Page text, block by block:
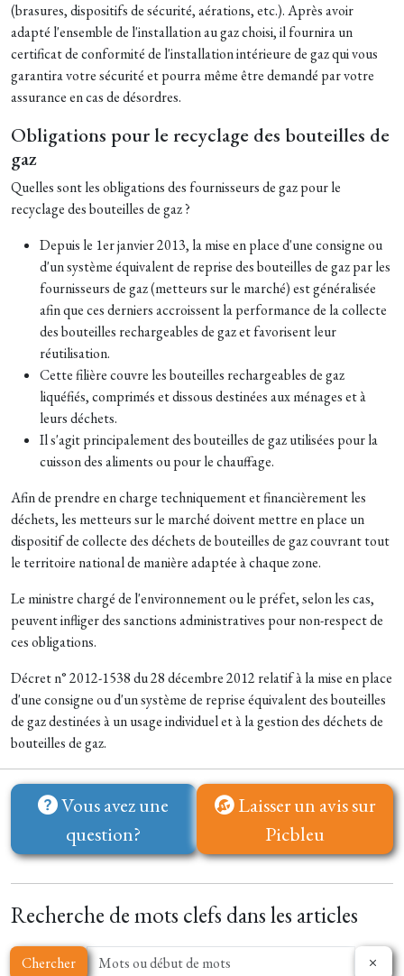
(brasures, dispositifs de sécurité, aérations, etc.). Après avoir
adapté l'ensemble de l'installation au gaz choisi, il fournira un
certificat de conformité de l'installation intérieure de gaz qui vous
garantira votre sécurité et pourra même être demandé par votre
assurance en cas de désordres.
Obligations pour le recyclage des bouteilles de
gaz
Quelles sont les obligations des fournisseurs de gaz pour le
recyclage des bouteilles de gaz ?
Depuis le 1er janvier 2013, la mise en place d'une consigne ou
d'un système équivalent de reprise des bouteilles de gaz par les
fournisseurs de gaz (metteurs sur le marché) est généralisée
afin que ces derniers accroissent la performance de la collecte
des bouteilles rechargeables de gaz et favorisent leur
réutilisation.
Cette filière couvre les bouteilles rechargeables de gaz
liquéfiés, comprimés et dissous destinées aux ménages et à
leurs déchets.
Il s'agit principalement des bouteilles de gaz utilisées pour la
cuisson des aliments ou pour le chauffage.
Afin de prendre en charge techniquement et financièrement les
déchets, les metteurs sur le marché doivent mettre en place un
dispositif de collecte des déchets de bouteilles de gaz couvrant tout
le territoire national de manière adaptée à chaque zone.
Le ministre chargé de l'environnement ou le préfet, selon les cas,
peuvent infliger des sanctions administratives pour non-respect de
ces obligations.
Décret n° 2012-1538 du 28 décembre 2012 relatif à la mise en place
d'une consigne ou d'un système de reprise équivalent des bouteilles
de gaz destinées à un usage individuel et à la gestion des déchets de
bouteilles de gaz.
Vous avez une
question?
Laisser un avis sur
Picbleu
Recherche de mots clefs dans les articles
Chercher